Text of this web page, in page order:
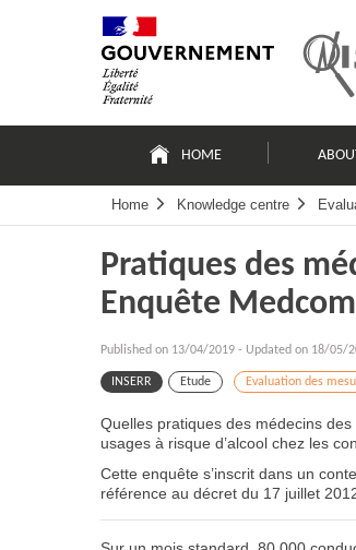
principale
HOME
Home Knowledge centre
Pratiques des
Enquête
Published on 13/04/2019 - Updated on 18/05/
INSERR Etude Evaluation des
Quelles pratiques des médecins
usages à risque d’alcool chez les
Cette enquête s’inscrit dans un
référence au décret du 17 juillet